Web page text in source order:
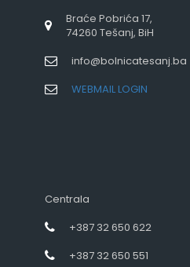
Braće Pobrića 17,
74260 Tešanj, BiH
info@bolnicatesanj.ba
WEBMAIL LOGIN
Centrala
+387 32 650 622
+387 32 650 551